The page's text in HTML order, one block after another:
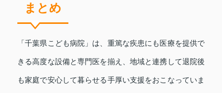
まとめ
「千葉県こども病院」は、重篤な疾患にも医療を提供で
きる高度な設備と専門医を揃え、地域と連携して退院後
も家庭で安心して暮らせる手厚い支援をおこなっていま